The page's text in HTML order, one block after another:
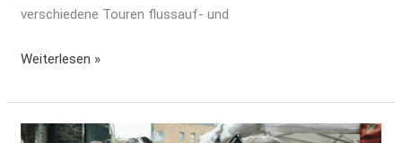
verschiedene Touren flussauf- und
Weiterlesen »
5